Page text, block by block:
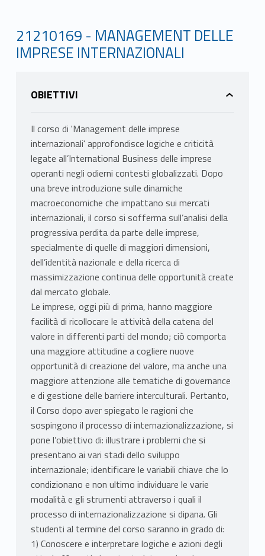
21210169 - MANAGEMENT DELLE
IMPRESE INTERNAZIONALI
OBIETTIVI
Il corso di 'Management delle imprese
internazionali' approfondisce logiche e criticità
legate all’International Business delle imprese
operanti negli odierni contesti globalizzati. Dopo
una breve introduzione sulle dinamiche
macroeconomiche che impattano sui mercati
internazionali, il corso si sofferma sull’analisi della
progressiva perdita da parte delle imprese,
specialmente di quelle di maggiori dimensioni,
dell’identità nazionale e della ricerca di
massimizzazione continua delle opportunità create
dal mercato globale.
Le imprese, oggi più di prima, hanno maggiore
facilità di ricollocare le attività della catena del
valore in differenti parti del mondo; ciò comporta
una maggiore attitudine a cogliere nuove
opportunità di creazione del valore, ma anche una
maggiore attenzione alle tematiche di governance
e di gestione delle barriere interculturali. Pertanto,
il Corso dopo aver spiegato le ragioni che
sospingono il processo di internazionalizzazione, si
pone l’obiettivo di: illustrare i problemi che si
presentano ai vari stadi dello sviluppo
internazionale; identificare le variabili chiave che lo
condizionano e non ultimo individuare le varie
modalità e gli strumenti attraverso i quali il
processo di internazionalizzazione si dipana. Gli
studenti al termine del corso saranno in grado di:
1) Conoscere e interpretare logiche e azioni degli